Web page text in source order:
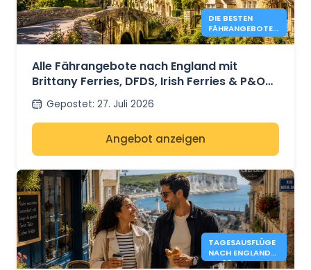
DIE BESTEN
FÄHRANGEBOTE
NACH ENGLAND
41 €
Alle Fährangebote nach England mit
Brittany Ferries, DFDS, Irish Ferries & P&O
Ferries – ab 41 €
Gepostet: 27. Juli 2026
Angebot anzeigen
TAGESAUSFLÜGE
NACH ENGLAND
AB 63 € - DFDS